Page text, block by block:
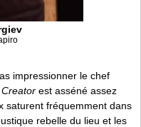
impressionner le chef
Creator est asséné assez
saturent fréquemment dans
rebelle du lieu et les